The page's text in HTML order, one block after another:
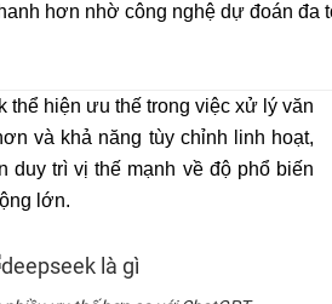
hơn nhờ công nghệ dự đoán đa
thể hiện ưu thế trong việc xử lý văn
và khả năng tùy chỉnh linh hoạt,
duy trì vị thế mạnh về độ phổ biến
lớn.